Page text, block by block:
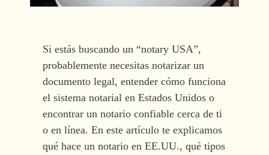
Si estás buscando un “notary USA”,
probablemente necesitas notarizar un
documento legal, entender cómo funciona
el sistema notarial en Estados Unidos o
encontrar un notario confiable cerca de ti
o en línea. En este artículo te explicamos
qué hace un notario en EE.UU., qué tipos